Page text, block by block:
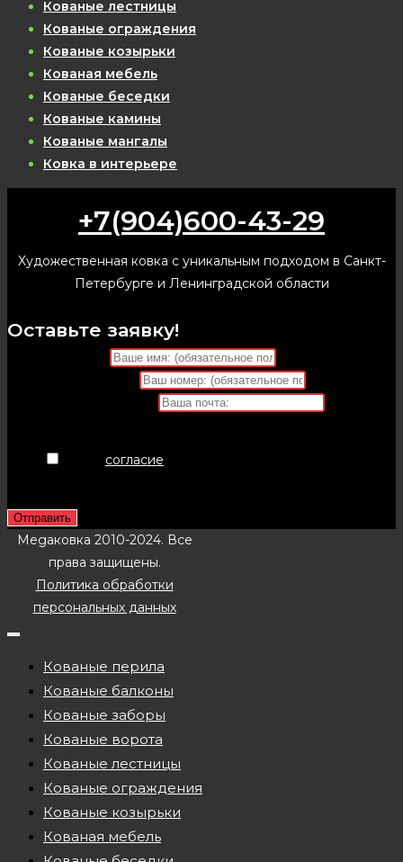
Кованые лестницы
Кованые ограждения
Кованые козырьки
Кованая мебель
Кованые беседки
Кованые камины
Кованые мангалы
Ковка в интерьере
+7(904)600-43-29
Художественная ковка с уникальным подходом в Санкт-
Петербурге и Ленинградской области
Оставьте заявку!
согласие
Отправить
Megaковка 2010-2024. Все
права защищены.
Политика обработки
персональных данных
Кованые перила
Кованые балконы
Кованые заборы
Кованые ворота
Кованые лестницы
Кованые ограждения
Кованые козырьки
Кованая мебель